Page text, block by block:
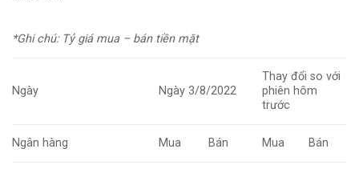
*Ghi chú: Tỷ giá mua – bán tiền mặt
Ngày Ngày 3/8/2022
Thay đổi so với
phiên hôm
trước
Ngân hàng Mua Bán Mua Bán